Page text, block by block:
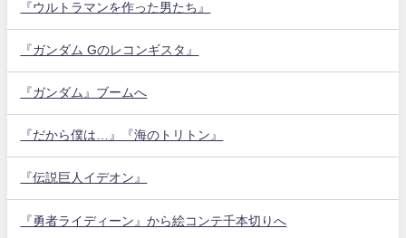
『ウルトラマンを作った男たち』
『ガンダム Gのレコンギスタ』
『ガンダム』ブームへ
『だから僕は…』『海のトリトン』
『伝説巨人イデオン』
『勇者ライディーン』から絵コンテ千本切りへ